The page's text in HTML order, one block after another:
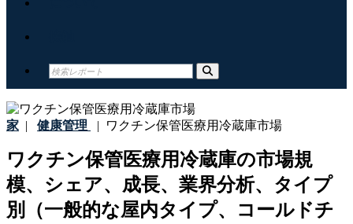
家 | 健康管理 | ワクチン保管医療用冷蔵庫市場
ワクチン保管医療用冷蔵庫の市場規
模、シェア、成長、業界分析、タイプ
別（一般的な屋内タイプ、コールドチ